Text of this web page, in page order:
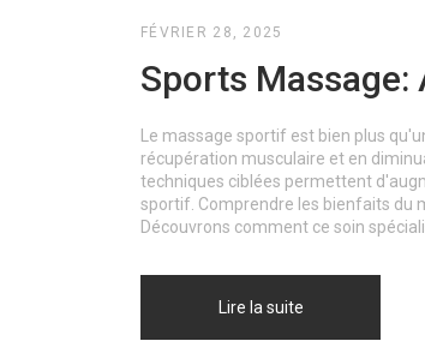
FÉVRIER 28, 2025
Sports
Le massage sportif est bien plus
récupération musculaire et en
techniques ciblées permettent
sportif. Comprendre les bienfaits du
Découvrons comment ce soin
Lire la suite